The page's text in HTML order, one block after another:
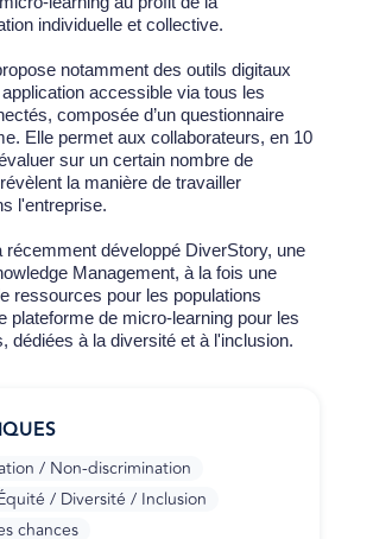
individuelle et collective.
notamment des outils digitaux
accessible via tous les
composée d’un questionnaire
Elle permet aux collaborateurs, en 10
sur un certain nombre de
la manière de travailler
l'entreprise.
récemment développé DiverStory, une
Management, à la fois une
ressources pour les populations
plateforme de micro-learning pour les
dédiées à la diversité et à l'inclusion.
/ Non-discrimination
/ Diversité / Inclusion
chances